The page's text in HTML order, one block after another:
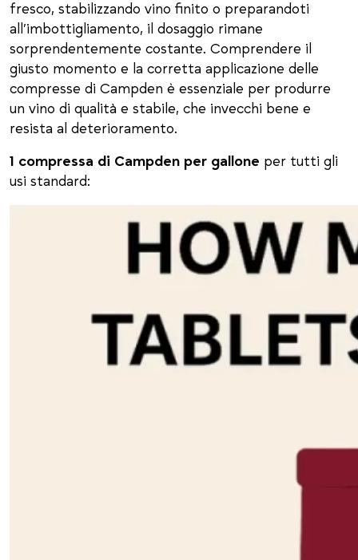
fresco, stabilizzando vino finito o preparandoti
all’imbottigliamento, il dosaggio rimane
sorprendentemente costante. Comprendere il
giusto momento e la corretta applicazione delle
compresse di Campden è essenziale per produrre
un vino di qualità e stabile, che invecchi bene e
resista al deterioramento.
1 compressa di Campden per gallone per tutti gli
usi standard: